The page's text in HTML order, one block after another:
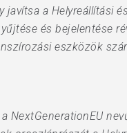
a Helyreállítási
és bejelentése
eszközök
NextGenerationEU